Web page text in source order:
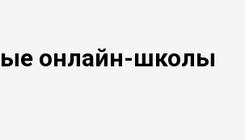
онлайн-школы